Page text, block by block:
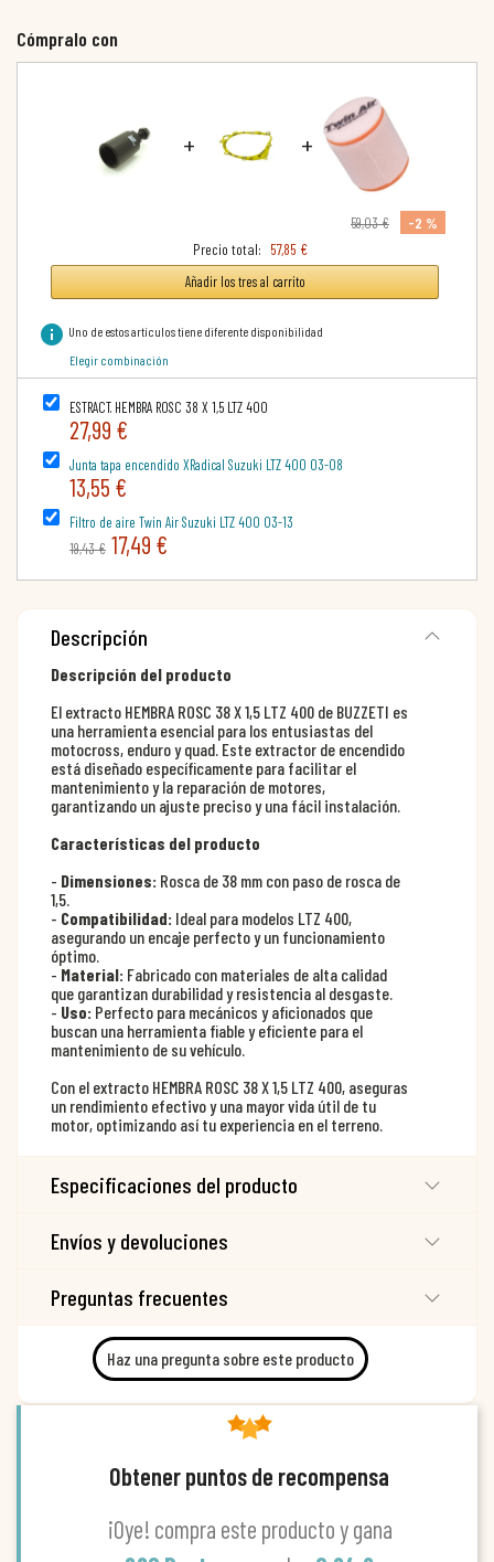
Cómpralo con
+ +
59,03 €
-2 %
Precio total: 57,85 €
Añadir los tres al carrito
info Uno de estos artículos tiene diferente disponibilidad
Elegir combinación
ESTRACT. HEMBRA ROSC 38 X 1,5 LTZ 400
27,99 €
Junta tapa encendido XRadical Suzuki LTZ 400 03-08
13,55 €
Filtro de aire Twin Air Suzuki LTZ 400 03-13
19,43 € 17,49 €
Descripción
Descripción del producto
El extracto HEMBRA ROSC 38 X 1,5 LTZ 400 de BUZZETI es
una herramienta esencial para los entusiastas del
motocross, enduro y quad. Este extractor de encendido
está diseñado específicamente para facilitar el
mantenimiento y la reparación de motores,
garantizando un ajuste preciso y una fácil instalación.
Características del producto
- Dimensiones: Rosca de 38 mm con paso de rosca de
1,5.
- Compatibilidad: Ideal para modelos LTZ 400,
asegurando un encaje perfecto y un funcionamiento
óptimo.
- Material: Fabricado con materiales de alta calidad
que garantizan durabilidad y resistencia al desgaste.
- Uso: Perfecto para mecánicos y aficionados que
buscan una herramienta fiable y eficiente para el
mantenimiento de su vehículo.
Con el extracto HEMBRA ROSC 38 X 1,5 LTZ 400, aseguras
un rendimiento efectivo y una mayor vida útil de tu
motor, optimizando así tu experiencia en el terreno.
Especificaciones del producto
Envíos y devoluciones
Preguntas frecuentes
Haz una pregunta sobre este producto
Obtener puntos de recompensa
¡Oye! compra este producto y gana